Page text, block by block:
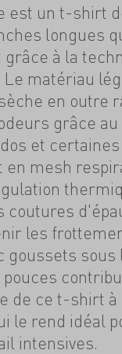
est un t-shirt
longues
à la
Le matériau
en outre
grâce
et
en mesh
coutures
les
goussets sous
de ce t-shirt à
le rend idéal
intensives.